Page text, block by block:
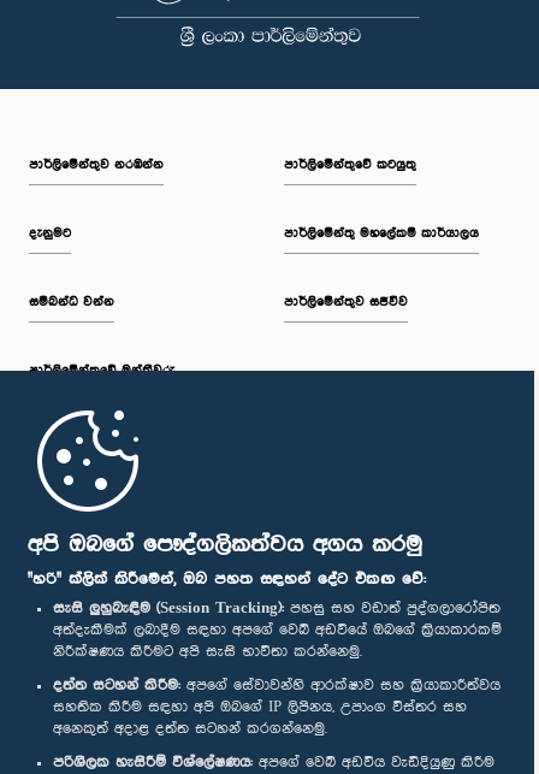
අපි ඔබගේ පෞද්ගලිකත්වය අගය කරමු
"හරි" ක්ලික් කිරීමෙන්, ඔබ පහත සඳහන් දේට එකඟ වේ:
සැසි ලුහුබැඳීම (Session Tracking): පහසු සහ වඩාත් පුද්ගලාරෝපිත
අත්දැකීමක් ලබාදීම සඳහා අපගේ වෙබ් අඩවියේ ඔබගේ ක්‍රියාකාරකම්
නිරීක්ෂණය කිරීමට අපි සැසි භාවිතා කරන්නෙමු.
දත්ත සටහන් කිරීම: අපගේ සේවාවන්හි ආරක්ෂාව සහ ක්‍රියාකාරීත්වය
සහතික කිරීම සඳහා අපි ඔබගේ IP ලිපිනය, උපාංග විස්තර සහ
අනෙකුත් අදාළ දත්ත සටහන් කරගන්නෙමු.
පරිශීලක හැසිරීම් විශ්ලේෂණය: අපගේ වෙබ් අඩවිය වැඩිදියුණු කිරීම
පාර්ලි‌මේන්තුව නරඹන්න
දැනුමට
සම්බන්ධ වන්න
පාර්ලි‌මේන්තුවේ මන්ත්‍රීවරු
මුල් පිටුව
පාර්ලිමේන්තුවේ කටයුතු
පාර්ලිමේන්තු මහලේකම් කාර්යාලය
පාර්ලිමේන්තුව සජීවීව
පාර්ලිමේන්තු ජංගම යෙදුම
අප හා සම්බන්ධ වී සිටින්න :
සම්මාන